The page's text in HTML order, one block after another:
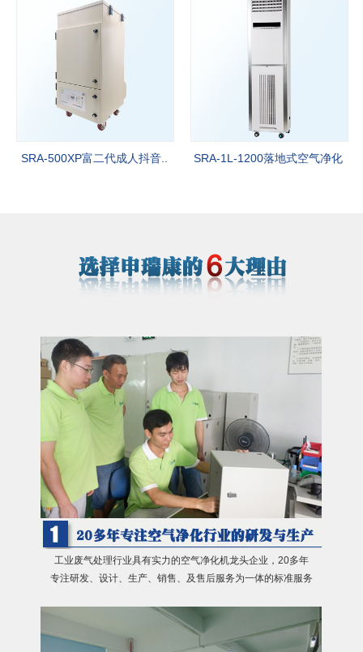
SRA-500XP富二代成人抖音.. SRA-1L-1200落地式空气净化
工业废气处理行业具有实力的空气净化机龙头企业，20多年
专注研发、设计、生产、销售、及售后服务为一体的标准服务